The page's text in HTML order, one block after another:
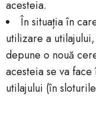
acesteia.
În situația în
utilizare a
depune o nouă
acesteia se va
utilajului (în